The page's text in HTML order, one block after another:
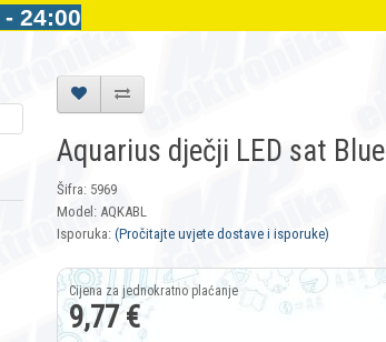
24:00
Aquarius dječji LED sat Blue
Šifra: 5969
Model: AQKABL
Isporuka: (Pročitajte uvjete dostave i isporuke)
9,77 €